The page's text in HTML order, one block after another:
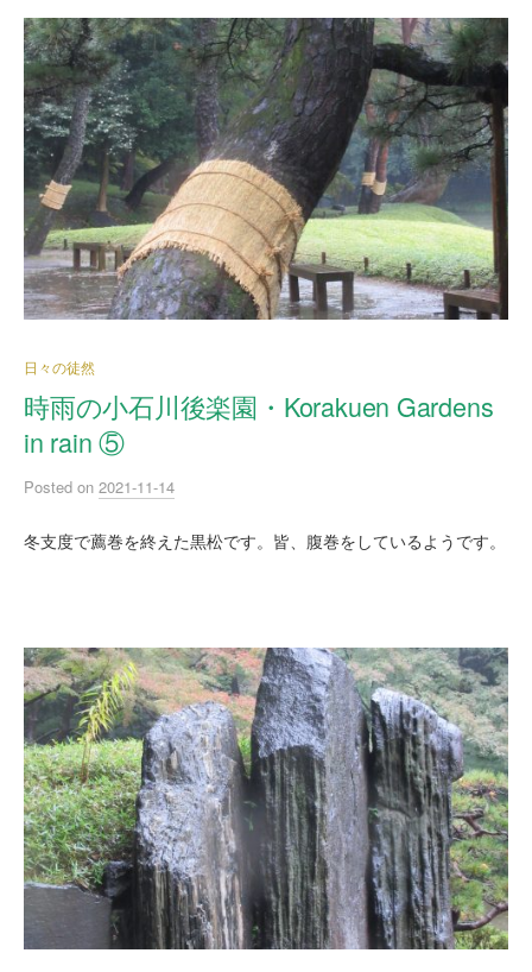
日々の徒然
時雨の小石川後楽園・Korakuen Gardens
in rain ⑤
Posted on 2021-11-14
冬支度で薦巻を終えた黒松です。皆、腹巻をしているようです。